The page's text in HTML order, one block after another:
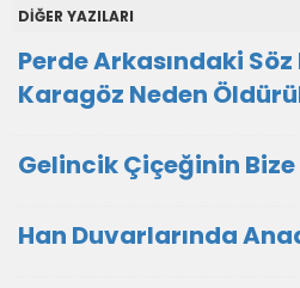
DİĞER YAZILARI
Perde Arkasındaki
Karagöz Neden
Gelincik Çiçeğinin
Han Duvarlarında